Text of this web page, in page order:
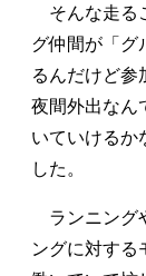
そんな走る
グ仲間が「グ
るんだけど参
夜間外出なん
いていけるか
した。
ランニング
ングに対する